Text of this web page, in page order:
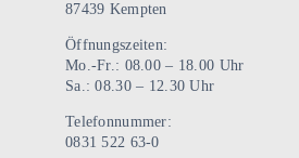
87439 Kempten
Öffnungszeiten:
Mo.-Fr.: 08.00 – 18.00 Uhr
Sa.: 08.30 – 12.30 Uhr
Telefonnummer:
0831 522 63-0